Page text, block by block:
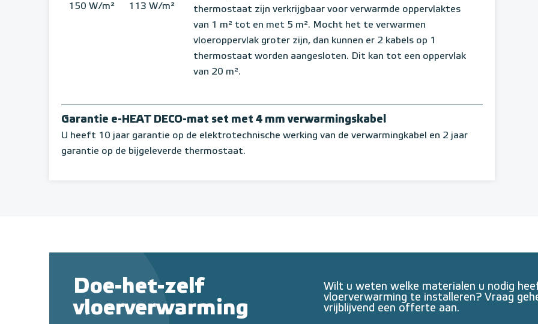
150 W/m² 113 W/m²
thermostaat zijn verkrijgbaar voor verwarmde oppervlaktes
van 1 m² tot en met 5 m². Mocht het te verwarmen
vloeroppervlak groter zijn, dan kunnen er 2 kabels op 1
thermostaat worden aangesloten. Dit kan tot een oppervlak
van 20 m².
Garantie e-HEAT DECO-mat set met 4 mm verwarmingskabel
U heeft 10 jaar garantie op de elektrotechnische werking van de verwarmingkabel en 2 jaar
garantie op de bijgeleverde thermostaat.
Doe-het-zelf
vloerverwarming
Wilt u weten welke materialen u nodig
vloerverwarming te installeren? Vraag
vrijblijvend een offerte aan.